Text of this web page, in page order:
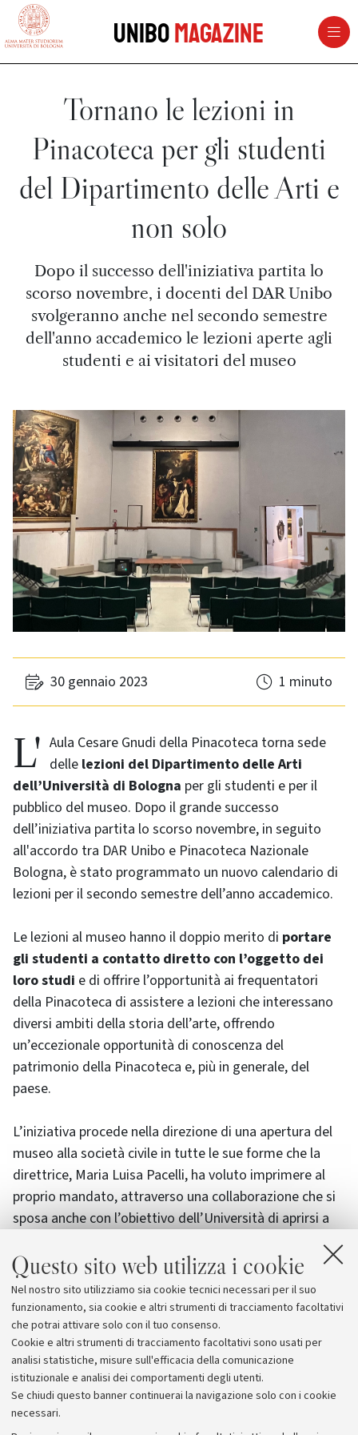
Questo sito web utilizza i cookie
Nel nostro sito utilizziamo sia cookie tecnici necessari per il suo
funzionamento, sia cookie e altri strumenti di tracciamento facoltativi
che potrai attivare solo con il tuo consenso.
Cookie e altri strumenti di tracciamento facoltativi sono usati per
analisi statistiche, misure sull'efficacia della comunicazione
istituzionale e analisi dei comportamenti degli utenti.
Se chiudi questo banner continuerai la navigazione solo con i cookie
necessari.
vai al contenuto della pagina
UniboMagazine
Tornano le lezioni in
Pinacoteca per gli studenti
del Dipartimento delle Arti e
non solo
Dopo il successo dell'iniziativa partita lo
scorso novembre, i docenti del DAR Unibo
svolgeranno anche nel secondo semestre
dell'anno accademico le lezioni aperte agli
studenti e ai visitatori del museo
30 gennaio 2023 1 minuto
L'Aula Cesare Gnudi della Pinacoteca torna sede delle lezioni del Dipartimento delle Arti
dell’Università di Bologna per gli studenti e per il
pubblico del museo. Dopo il grande successo
dell’iniziativa partita lo scorso novembre, in seguito
all'accordo tra DAR Unibo e Pinacoteca Nazionale
Bologna, è stato programmato un nuovo calendario di
lezioni per il secondo semestre dell’anno accademico.
Le lezioni al museo hanno il doppio merito di portare
gli studenti a contatto diretto con l’oggetto dei
loro studi e di offrire l’opportunità ai frequentatori
della Pinacoteca di assistere a lezioni che interessano
diversi ambiti della storia dell’arte, offrendo
un’eccezionale opportunità di conoscenza del
patrimonio della Pinacoteca e, più in generale, del
paese.
L’iniziativa procede nella direzione di una apertura del
museo alla società civile in tutte le sue forme che la
direttrice, Maria Luisa Pacelli, ha voluto imprimere al
proprio mandato, attraverso una collaborazione che si
sposa anche con l’obiettivo dell’Università di aprirsi a
approcci con cui vi viene insegnata la Storia dell’arte.
Il calendario delle lezioni e le modalità di prenotazione
sono disponibili sulsito della Pinacoteca